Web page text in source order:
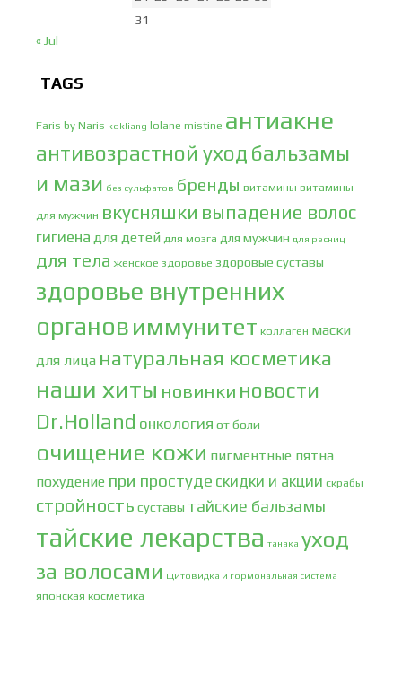
31
« Jul
TAGS
Faris by Naris kokliang lolane mistine антиакне
антивозрастной уход бальзамы
и мази без сульфатов бренды витамины витамины
для мужчин вкусняшки выпадение волос
гигиена для детей для мозга для мужчин для ресниц
для тела женское здоровье здоровые суставы
здоровье внутренних
органовиммунитет коллаген маски
для лица натуральная косметика
наши хиты новинки новости
Dr.Holland онкология от боли
очищение кожи пигментные пятна
похудение при простуде скидки и акции скрабы
стройность суставы тайские бальзамы
тайские лекарства танака уход
за волосами щитовидка и гормональная система
японская косметика